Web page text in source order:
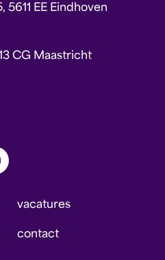
5611 EE Eindhoven
CG Maastricht
vacatures
contact